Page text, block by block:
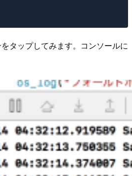
タップしてみます。コンソールに